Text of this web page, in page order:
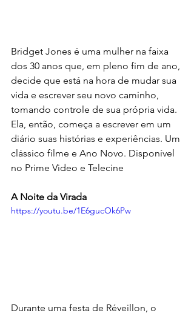
Bridget Jones é uma mulher na faixa
dos 30 anos que, em pleno fim de ano,
decide que está na hora de mudar sua
vida e escrever seu novo caminho,
tomando controle de sua própria vida.
Ela, então, começa a escrever em um
diário suas histórias e experiências. Um
clássico filme e Ano Novo. Disponível
no Prime Video e Telecine
A Noite da Virada
https://youtu.be/1E6gucOk6Pw
Durante uma festa de Réveillon, o